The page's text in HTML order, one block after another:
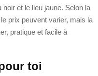
et le lieu jaune. Selon la
prix peuvent varier, mais la
pratique et facile à
toi